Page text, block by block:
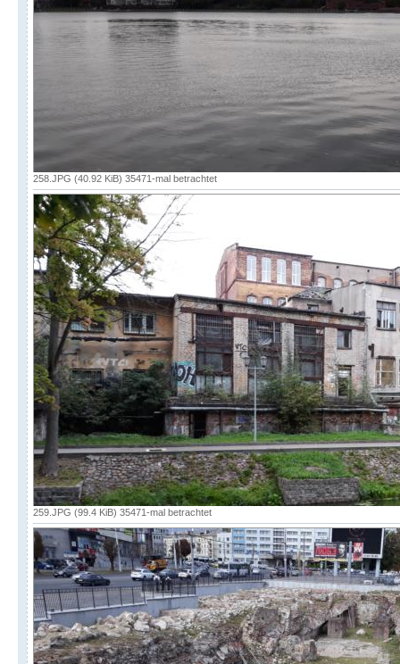
258.JPG (40.92 KiB) 35471-mal betrachtet
259.JPG (99.4 KiB) 35471-mal betrachtet